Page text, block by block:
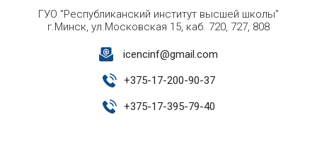
ГУО "Республиканский институт высшей школы"
г.Минск, ул.Московская 15, каб. 720, 727, 808
icencinf@gmail.com
+375-17-200-90-37
+375-17-395-79-40